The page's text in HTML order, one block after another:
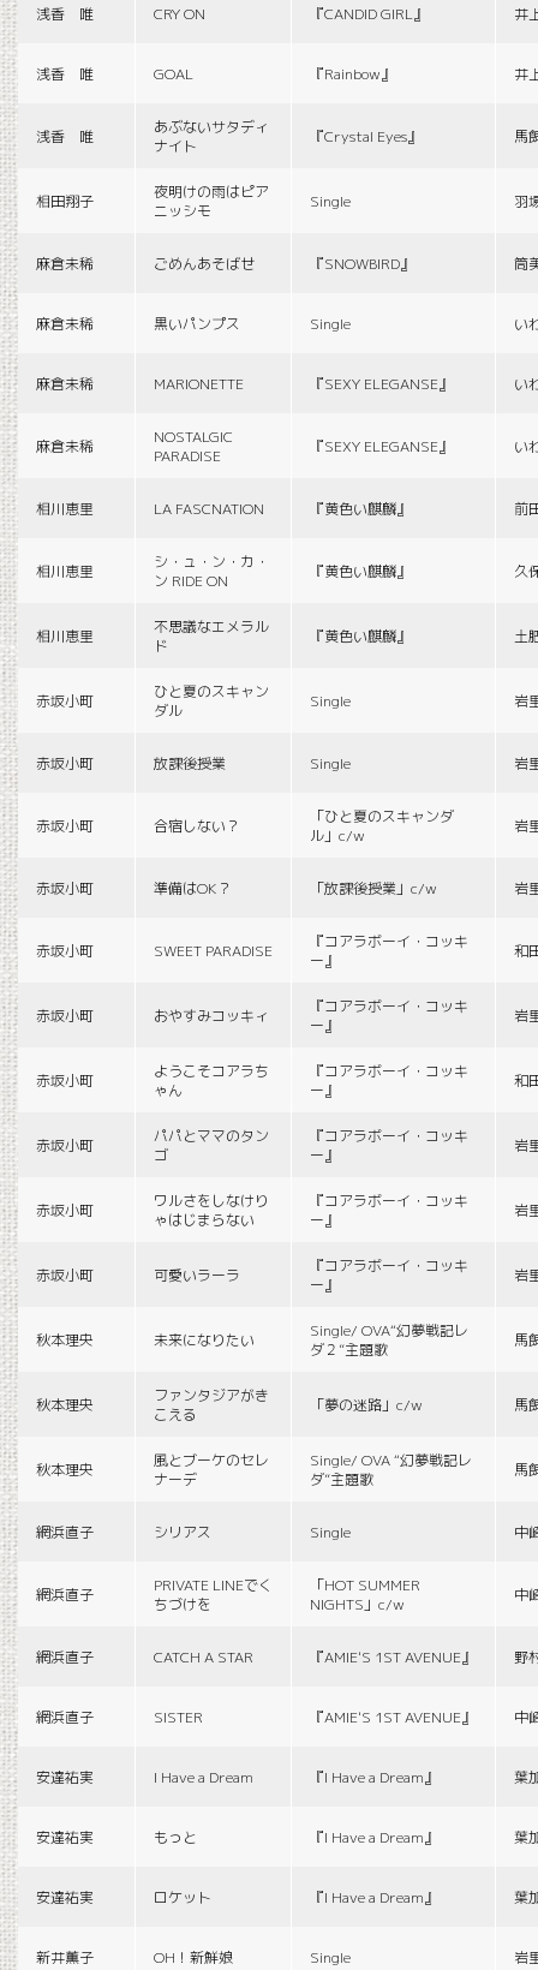
浅香 唯 CRY ON 『CANDID GIRL』 井
浅香 唯 GOAL 『Rainbow』 井
浅香 唯
あぶないサタディ
ナイト
『Crystal Eyes』 馬
相田翔子
夜明けの雨はピア
ニッシモ
Single 羽
麻倉未稀 ごめんあそばせ 『SNOWBIRD』 筒
麻倉未稀 黒いパンプス Single い
麻倉未稀 MARIONETTE 『SEXY ELEGANSE』 い
麻倉未稀
NOSTALGIC
PARADISE
『SEXY ELEGANSE』 い
相川恵里 LA FASCNATION 『黄色い麒麟』 前
相川恵里
シ・ュ・ン・カ・
ン RIDE ON
『黄色い麒麟』 久
相川恵里
不思議なエメラル
ド
『黄色い麒麟』 土
赤坂小町
ひと夏のスキャン
ダル
Single 岩
赤坂小町 放課後授業 Single 岩
赤坂小町 合宿しない？
「ひと夏のスキャンダ
ル」c/w
岩
赤坂小町 準備はOK？ 「放課後授業」c/w 岩
赤坂小町 SWEET PARADISE
『コアラボーイ・コッキ
ー』
和
赤坂小町 おやすみコッキィ
『コアラボーイ・コッキ
ー』
岩
赤坂小町
ようこそコアラち
ゃん
『コアラボーイ・コッキ
ー』
和
赤坂小町
パパとママのタン
ゴ
『コアラボーイ・コッキ
ー』
岩
赤坂小町
ワルさをしなけり
ゃはじまらない
『コアラボーイ・コッキ
ー』
岩
赤坂小町 可愛いラーラ
『コアラボーイ・コッキ
ー』
岩
秋本理央 未来になりたい
Single/ OVA“幻夢戦記レ
ダ２”主題歌
馬
秋本理央
ファンタジアがき
こえる
「夢の迷路」c/w 馬
秋本理央
風とブーケのセレ
ナーデ
Single/ OVA “幻夢戦記レ
ダ”主題歌
馬
網浜直子 シリアス Single 中
網浜直子
PRIVATE LINEでく
ちづけを
「HOT SUMMER
NIGHTS」c/w
中
網浜直子 CATCH A STAR 『AMIE'S 1ST AVENUE』 野
網浜直子 SISTER 『AMIE'S 1ST AVENUE』 中
安達祐実 I Have a Dream 『I Have a Dream』 葉
安達祐実 もっと 『I Have a Dream』 葉
安達祐実 ロケット 『I Have a Dream』 葉
新井薫子 OH！新鮮娘 Single 岩